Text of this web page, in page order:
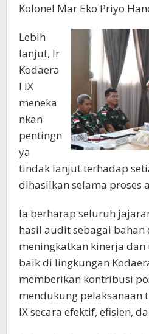
Kolonel Mar Eko Priyo
Lebih
lanjut, Ir
Kodaera
l IX
meneka
nkan
pentingn
ya
tindak lanjut terhadap
dihasilkan selama proses
Ia berharap seluruh
hasil audit sebagai bahan
meningkatkan kinerja
baik di lingkungan
memberikan kontribusi
mendukung pelaksanaan
IX secara efektif, efisien,